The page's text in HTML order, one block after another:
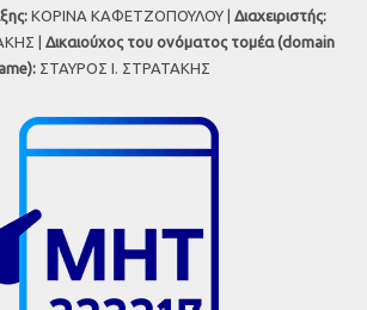
ΚΟΡΙΝΑ ΚΑΦΕΤΖΟΠΟΥΛΟΥ | Διαχειριστής:
| Δικαιούχος του ονόματος τομέα (domain
ΣΤΑΥΡΟΣ Ι. ΣΤΡΑΤΑΚΗΣ